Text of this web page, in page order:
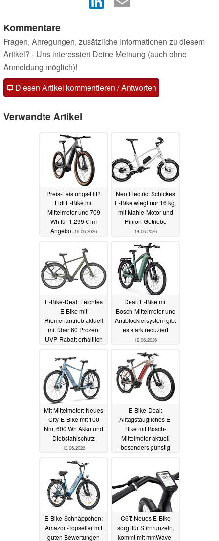
Kommentare
Fragen, Anregungen, zusätzliche Informationen zu diesem
Artikel? - Uns interessiert Deine Meinung (auch ohne
Anmeldung möglich)!
Diesen Artikel kommentieren / Antworten
Verwandte Artikel
Preis-Leistungs-Hit?
Lidl E-Bike mit
Mittelmotor und 709
Wh für 1.299 € im
Angebot 16.06.2026
Neo Electric: Schickes
E-Bike wiegt nur 16 kg,
mit Mahle-Motor und
Pinion-Getriebe
14.06.2026
E-Bike-Deal: Leichtes
E-Bike mit
Riemenantrieb aktuell
mit über 60 Prozent
UVP-Rabatt erhältlich
Deal: E-Bike mit
Bosch-Mittelmotor und
Antiblockiersystem gibt
es stark reduziert
12.06.2026
Mit Mittelmotor: Neues
City‑E‑Bike mit 100
Nm, 600 Wh Akku und
Diebstahlschutz
12.06.2026
E-Bike-Deal:
Alltagstaugliches E-
Bike mit Bosch-
Mittelmotor aktuell
besonders günstig
E-Bike-Schnäppchen:
Amazon-Topseller mit
guten Bewertungen
C6T: Neues E-Bike
sorgt für Stirnrunzeln,
kommt mit mmWave-